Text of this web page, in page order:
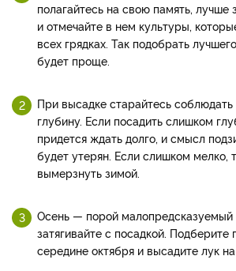
полагайтесь на свою память, лучше
и отмечайте в нем культуры,
всех грядках. Так подобрать
будет проще.
При высадке старайтесь
глубину. Если посадить слишком
придется ждать долго, и смысл
будет утерян. Если слишком мелко,
вымерзнуть зимой.
Осень — порой малопредсказуемый
затягивайте с посадкой. Подберите
середине октября и высадите лук на